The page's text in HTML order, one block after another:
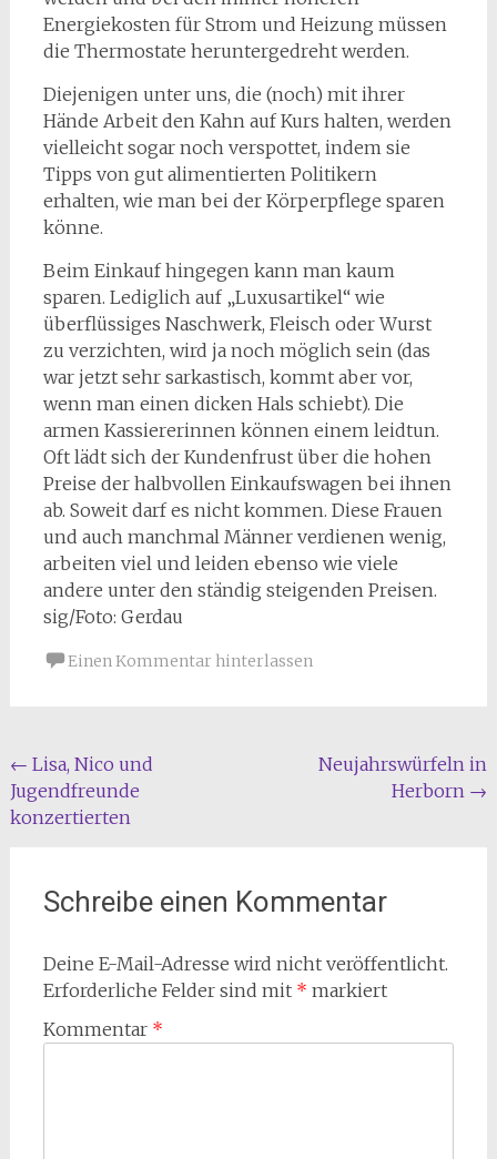
Energiekosten für Strom und Heizung müssen
die Thermostate heruntergedreht werden.
Diejenigen unter uns, die (noch) mit ihrer
Hände Arbeit den Kahn auf Kurs halten, werden
vielleicht sogar noch verspottet, indem sie
Tipps von gut alimentierten Politikern
erhalten, wie man bei der Körperpflege sparen
könne.
Beim Einkauf hingegen kann man kaum
sparen. Lediglich auf „Luxusartikel“ wie
überflüssiges Naschwerk, Fleisch oder Wurst
zu verzichten, wird ja noch möglich sein (das
war jetzt sehr sarkastisch, kommt aber vor,
wenn man einen dicken Hals schiebt). Die
armen Kassiererinnen können einem leidtun.
Oft lädt sich der Kundenfrust über die hohen
Preise der halbvollen Einkaufswagen bei ihnen
ab. Soweit darf es nicht kommen. Diese Frauen
und auch manchmal Männer verdienen wenig,
arbeiten viel und leiden ebenso wie viele
andere unter den ständig steigenden Preisen.
sig/Foto: Gerdau
Einen Kommentar hinterlassen
Beitragsnavigation
← Lisa, Nico und
Jugendfreunde
konzertierten
Neujahrswürfeln in
Herborn →
Schreibe einen Kommentar
Deine E-Mail-Adresse wird nicht veröffentlicht.
Erforderliche Felder sind mit * markiert
Kommentar *